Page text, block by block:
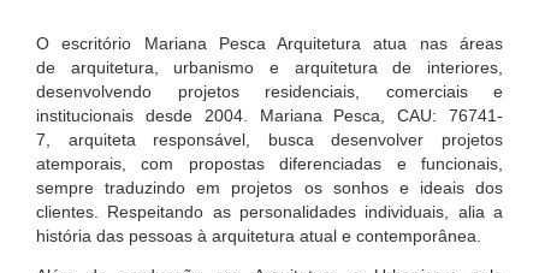
O escritório Mariana Pesca Arquitetura atua nas áreas
de arquitetura, urbanismo e arquitetura de interiores,
desenvolvendo projetos residenciais, comerciais e
institucionais desde 2004. Mariana Pesca, CAU: 76741-
7, arquiteta responsável, busca desenvolver projetos
atemporais, com propostas diferenciadas e funcionais,
sempre traduzindo em projetos os sonhos e ideais dos
clientes. Respeitando as personalidades individuais, alia a
história das pessoas à arquitetura atual e contemporânea.